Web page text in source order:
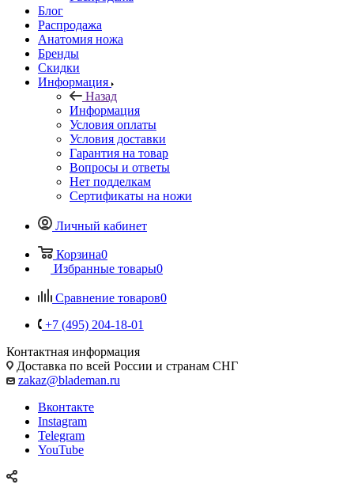
Блог
Распродажа
Анатомия ножа
Бренды
Скидки
Информация
Назад
Информация
Условия оплаты
Условия доставки
Гарантия на товар
Вопросы и ответы
Нет подделкам
Сертификаты на ножи
Личный кабинет
Корзина0
Избранные товары0
Сравнение товаров0
+7 (495) 204-18-01
Контактная информация
Доставка по всей России и странам СНГ
zakaz@blademan.ru
Вконтакте
Instagram
Telegram
YouTube